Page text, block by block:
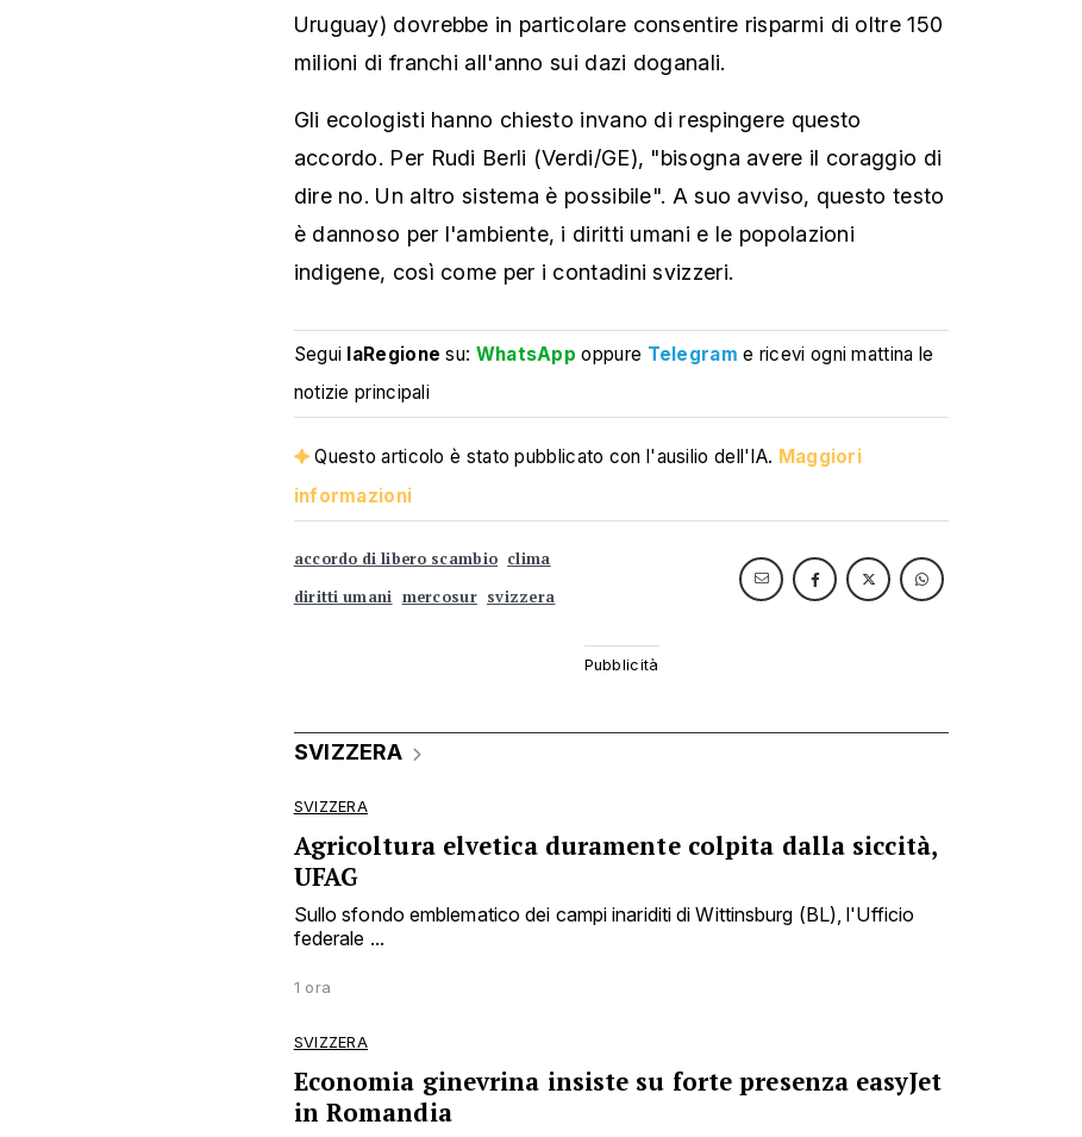
Uruguay) dovrebbe in particolare consentire risparmi di oltre 150
milioni di franchi all'anno sui dazi doganali.
Gli ecologisti hanno chiesto invano di respingere questo
accordo. Per Rudi Berli (Verdi/GE), "bisogna avere il coraggio di
dire no. Un altro sistema è possibile". A suo avviso, questo testo
è dannoso per l'ambiente, i diritti umani e le popolazioni
indigene, così come per i contadini svizzeri.
Segui laRegione su: WhatsApp oppure Telegram e ricevi ogni mattina le
notizie principali
Questo articolo è stato pubblicato con l'ausilio dell'IA. Maggiori
informazioni
accordo di libero scambio clima
diritti umani mercosur svizzera
SVIZZERA
SVIZZERA
Agricoltura elvetica duramente colpita dalla siccità,
UFAG
Sullo sfondo emblematico dei campi inariditi di Wittinsburg (BL), l'Ufficio
federale ...
1 ora
SVIZZERA
Economia ginevrina insiste su forte presenza easyJet
in Romandia